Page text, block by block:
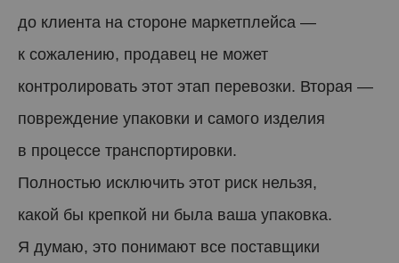
до клиента на стороне маркетплейса —
к сожалению, продавец не может
контролировать этот этап перевозки. Вторая —
повреждение упаковки и самого изделия
в процессе транспортировки.
Полностью исключить этот риск нельзя,
какой бы крепкой ни была ваша упаковка.
Я думаю, это понимают все поставщики